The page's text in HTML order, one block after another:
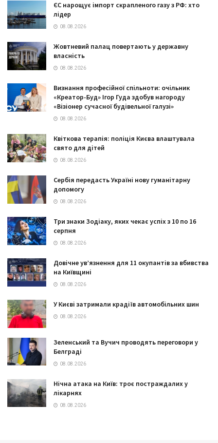
ЄС нарощує імпорт скрапленого газу з РФ: хто
лідер
08.08.2026
Жовтневий палац повертають у державну
власність
08.08.2026
Визнання професійної спільноти: очільник
«Креатор-Буд» Ігор Гуда здобув нагороду
«Візіонер сучасної будівельної галузі»
08.08.2026
Квіткова терапія: поліція Києва влаштувала
свято для дітей
08.08.2026
Сербія передасть Україні нову гуманітарну
допомогу
08.08.2026
Три знаки Зодіаку, яких чекає успіх з 10 по 16
серпня
08.08.2026
Довічне ув’язнення для 11 окупантів за вбивства
на Київщині
08.08.2026
У Києві затримали крадіїв автомобільних шин
08.08.2026
Зеленський та Вучич проводять переговори у
Белграді
08.08.2026
Нічна атака на Київ: троє постраждалих у
лікарнях
08.08.2026